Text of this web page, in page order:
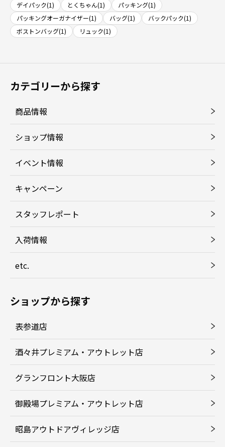
デイパック(1)
とくちゃん(1)
パッキング(1)
パッキングオーガナイザー(1)
バッグ(1)
バックパック(1)
ボストンバッグ(1)
リュック(1)
カテゴリーから探す
商品情報
ショップ情報
イベント情報
キャンペーン
スタッフレポート
入荷情報
etc.
ショップから探す
表参道店
酒々井プレミアム・アウトレット店
グランフロント大阪店
御殿場プレミアム・アウトレット店
昭島アウトドアヴィレッジ店